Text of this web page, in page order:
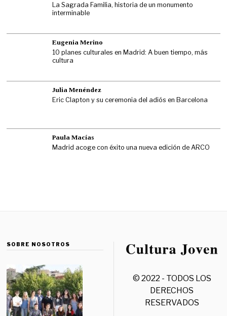
La Sagrada Familia, historia de un monumento
interminable
Eugenia Merino
10 planes culturales en Madrid: A buen tiempo, más
cultura
Julia Menéndez
Eric Clapton y su ceremonia del adiós en Barcelona
Paula Macías
Madrid acoge con éxito una nueva edición de ARCO
SOBRE NOSOTROS
© 2022 - TODOS LOS
DERECHOS
RESERVADOS